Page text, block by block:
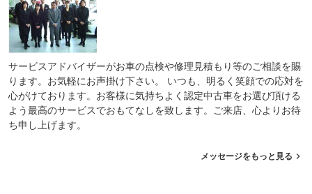
サービスアドバイザーがお車の点検や修理見積もり等のご相談を賜
ります。お気軽にお声掛け下さい。 いつも、明るく笑顔での応対を
心がけております。お客様に気持ちよく認定中古車をお選び頂ける
よう最高のサービスでおもてなしを致します。ご来店、心よりお待
ち申し上げます。
メッセージをもっと見る